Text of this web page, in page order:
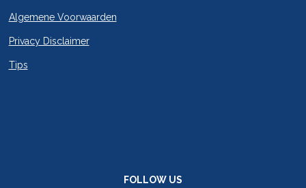
Algemene Voorwaarden
Privacy Disclaimer
Tips
FOLLOW US